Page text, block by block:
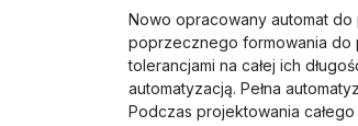
Nowo opracowany automat
poprzecznego formowania do
tolerancjami na całej ich
automatyzacją. Pełna
Podczas projektowania